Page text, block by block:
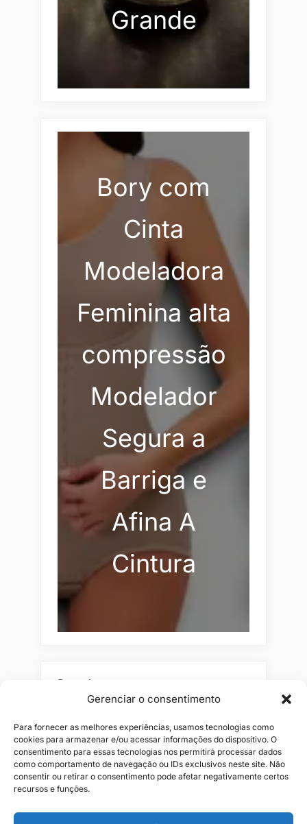
Gerenciar o consentimento
Para fornecer as melhores experiências, usamos tecnologias como
cookies para armazenar e/ou acessar informações do dispositivo. O
consentimento para essas tecnologias nos permitirá processar dados
como comportamento de navegação ou IDs exclusivos neste site. Não
consentir ou retirar o consentimento pode afetar negativamente certos
recursos e funções.
Grande
Bory com
Cinta
Modeladora
Feminina alta
compressão
Modelador
Segura a
Barriga e
Afina A
Cintura
Pesquisar